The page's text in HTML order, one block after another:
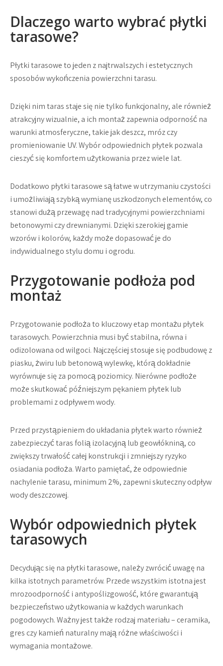
Dlaczego warto wybrać płytki
tarasowe?
Płytki tarasowe to jeden z najtrwalszych i estetycznych
sposobów wykończenia powierzchni tarasu.
Dzięki nim taras staje się nie tylko funkcjonalny, ale również
atrakcyjny wizualnie, a ich montaż zapewnia odporność na
warunki atmosferyczne, takie jak deszcz, mróz czy
promieniowanie UV. Wybór odpowiednich płytek pozwala
cieszyć się komfortem użytkowania przez wiele lat.
Dodatkowo płytki tarasowe są łatwe w utrzymaniu czystości
i umożliwiają szybką wymianę uszkodzonych elementów, co
stanowi dużą przewagę nad tradycyjnymi powierzchniami
betonowymi czy drewnianymi. Dzięki szerokiej gamie
wzorów i kolorów, każdy może dopasować je do
indywidualnego stylu domu i ogrodu.
Przygotowanie podłoża pod
montaż
Przygotowanie podłoża to kluczowy etap montażu płytek
tarasowych. Powierzchnia musi być stabilna, równa i
odizolowana od wilgoci. Najczęściej stosuje się podbudowę z
piasku, żwiru lub betonową wylewkę, którą dokładnie
wyrównuje się za pomocą poziomicy. Nierówne podłoże
może skutkować późniejszym pękaniem płytek lub
problemami z odpływem wody.
Przed przystąpieniem do układania płytek warto również
zabezpieczyć taras folią izolacyjną lub geowłókniną, co
zwiększy trwałość całej konstrukcji i zmniejszy ryzyko
osiadania podłoża. Warto pamiętać, że odpowiednie
nachylenie tarasu, minimum 2%, zapewni skuteczny odpływ
wody deszczowej.
Wybór odpowiednich płytek
tarasowych
Decydując się na płytki tarasowe, należy zwrócić uwagę na
kilka istotnych parametrów. Przede wszystkim istotna jest
mrozoodporność i antypoślizgowość, które gwarantują
bezpieczeństwo użytkowania w każdych warunkach
pogodowych. Ważny jest także rodzaj materiału – ceramika,
gres czy kamień naturalny mają różne właściwości i
wymagania montażowe.